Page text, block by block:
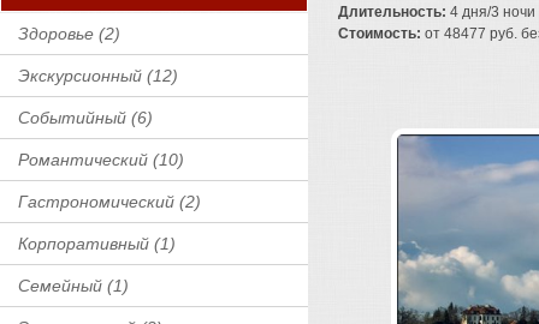
Здоровье (2)
Экскурсионный (12)
Событийный (6)
Романтический (10)
Гастрономический (2)
Корпоративный (1)
Семейный (1)
Длительность: 4 дня/3 ночи
Стоимость: от 48477 руб.